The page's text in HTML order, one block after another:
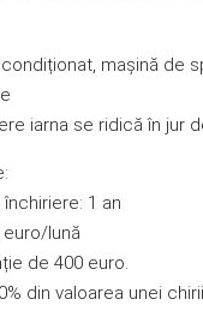
mașină de
iarna se ridică în jur
1 an
euro/lună
de 400 euro.
din valoarea unei